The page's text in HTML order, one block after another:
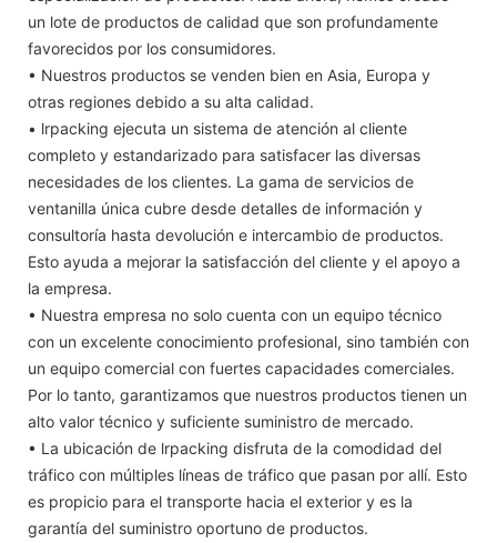
un lote de productos de calidad que son profundamente
favorecidos por los consumidores.
• Nuestros productos se venden bien en Asia, Europa y
otras regiones debido a su alta calidad.
• lrpacking ejecuta un sistema de atención al cliente
completo y estandarizado para satisfacer las diversas
necesidades de los clientes. La gama de servicios de
ventanilla única cubre desde detalles de información y
consultoría hasta devolución e intercambio de productos.
Esto ayuda a mejorar la satisfacción del cliente y el apoyo a
la empresa.
• Nuestra empresa no solo cuenta con un equipo técnico
con un excelente conocimiento profesional, sino también con
un equipo comercial con fuertes capacidades comerciales.
Por lo tanto, garantizamos que nuestros productos tienen un
alto valor técnico y suficiente suministro de mercado.
• La ubicación de lrpacking disfruta de la comodidad del
tráfico con múltiples líneas de tráfico que pasan por allí. Esto
es propicio para el transporte hacia el exterior y es la
garantía del suministro oportuno de productos.